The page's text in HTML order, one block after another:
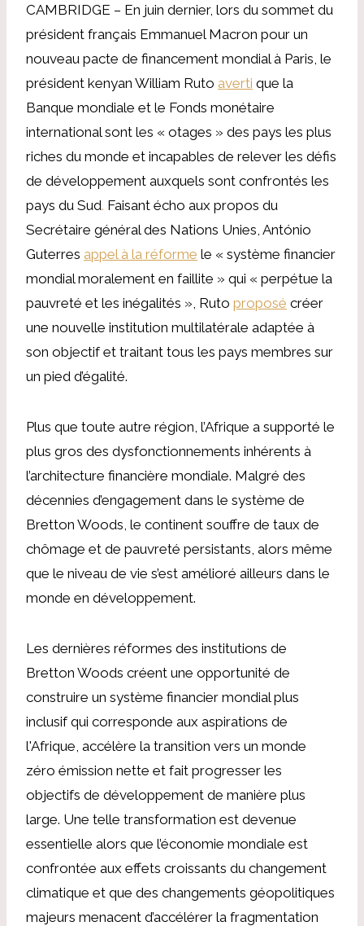
CAMBRIDGE – En juin dernier, lors du sommet du
président français Emmanuel Macron pour un
nouveau pacte de financement mondial à Paris, le
président kenyan William Ruto averti que la
Banque mondiale et le Fonds monétaire
international sont les « otages » des pays les plus
riches du monde et incapables de relever les défis
de développement auxquels sont confrontés les
pays du Sud. Faisant écho aux propos du
Secrétaire général des Nations Unies, António
Guterres appel à la réforme le « système financier
mondial moralement en faillite » qui « perpétue la
pauvreté et les inégalités », Ruto proposé créer
une nouvelle institution multilatérale adaptée à
son objectif et traitant tous les pays membres sur
un pied d’égalité.
Plus que toute autre région, l’Afrique a supporté le
plus gros des dysfonctionnements inhérents à
l’architecture financière mondiale. Malgré des
décennies d’engagement dans le système de
Bretton Woods, le continent souffre de taux de
chômage et de pauvreté persistants, alors même
que le niveau de vie s’est amélioré ailleurs dans le
monde en développement.
Les dernières réformes des institutions de
Bretton Woods créent une opportunité de
construire un système financier mondial plus
inclusif qui corresponde aux aspirations de
l'Afrique, accélère la transition vers un monde
zéro émission nette et fait progresser les
objectifs de développement de manière plus
large. Une telle transformation est devenue
essentielle alors que l’économie mondiale est
confrontée aux effets croissants du changement
climatique et que des changements géopolitiques
majeurs menacent d’accélérer la fragmentation